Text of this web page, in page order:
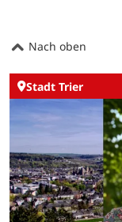
Nach oben
Stadt Trier